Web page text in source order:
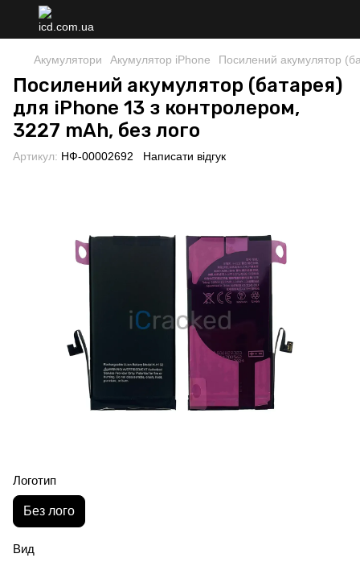
Акумулятори Акумулятор iPhone Посилений акумулятор
Посилений акумулятор (батарея)
для iPhone 13 з контролером,
3227 mAh, без лого
Артикул: НФ-00002692 Написати відгук
Логотип
Без лого
Вид